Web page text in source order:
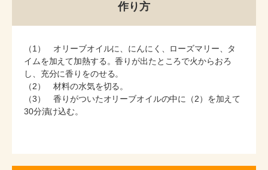
作り方
（1） オリーブオイルに、にんにく、ローズマリー、タ
イムを加えて加熱する。香りが出たところで火からおろ
し、充分に香りをのせる。
（2） 材料の水気を切る。
（3） 香りがついたオリーブオイルの中に（2）を加えて
30分漬け込む。